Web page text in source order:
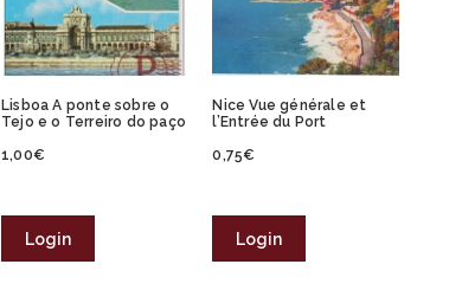
Lisboa A ponte sobre o
Tejo e o Terreiro do paço
1,00€
Login
Nice Vue générale et
l’Entrée du Port
0,75€
Login